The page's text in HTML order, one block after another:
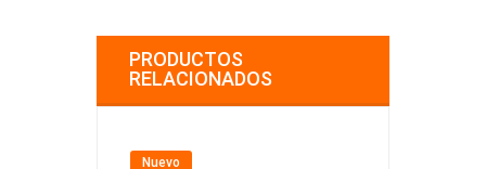
PRODUCTOS
RELACIONADOS
Nuevo